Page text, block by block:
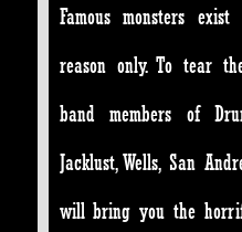
Famous monsters
reason only. To tear
band members of
Jacklust, Wells, San
will bring you the